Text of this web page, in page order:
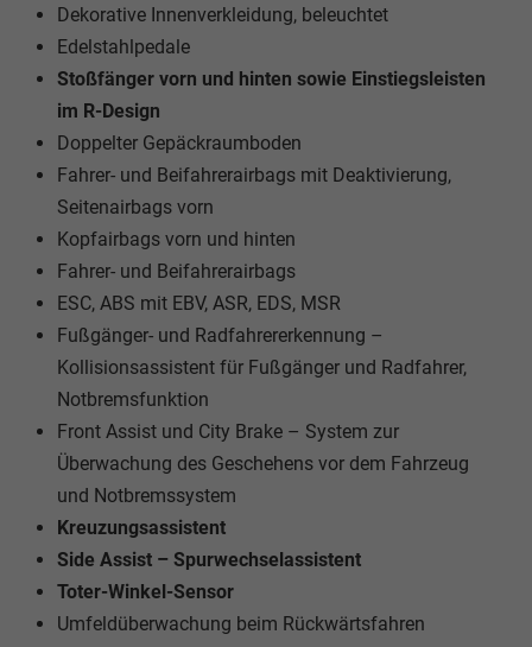
Dekorative Innenverkleidung, beleuchtet
Edelstahlpedale
Stoßfänger vorn und hinten sowie Einstiegsleisten
im R-Design
Doppelter Gepäckraumboden
Fahrer- und Beifahrerairbags mit Deaktivierung,
Seitenairbags vorn
Kopfairbags vorn und hinten
Fahrer- und Beifahrerairbags
ESC, ABS mit EBV, ASR, EDS, MSR
Fußgänger- und Radfahrererkennung –
Kollisionsassistent für Fußgänger und Radfahrer,
Notbremsfunktion
Front Assist und City Brake – System zur
Überwachung des Geschehens vor dem Fahrzeug
und Notbremssystem
Kreuzungsassistent
Side Assist – Spurwechselassistent
Toter-Winkel-Sensor
Umfeldüberwachung beim Rückwärtsfahren